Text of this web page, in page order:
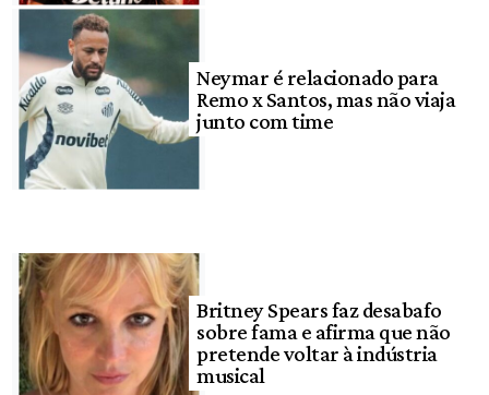
Neymar é relacionado para
Remo x Santos, mas não viaja
junto com time
Britney Spears faz desabafo
sobre fama e afirma que não
pretende voltar à indústria
musical